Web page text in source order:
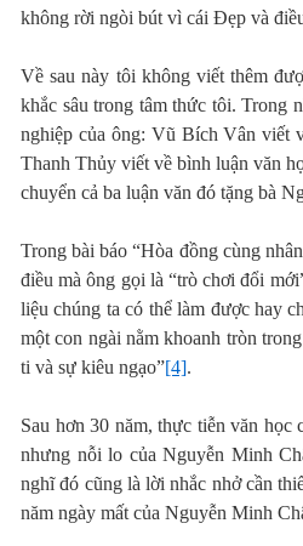
không rời ngòi bút vì cái Đẹp và
Về sau này tôi không viết thêm
khắc sâu trong tâm thức tôi. Trong
nghiệp của ông: Vũ Bích Vân viết
Thanh Thủy viết về bình luận văn
chuyển cả ba luận văn đó tặng bà
Trong bài báo “Hòa đồng cùng
điều mà ông gọi là “trò chơi đổi
liệu chúng ta có thể làm được hay
một con ngài nằm khoanh tròn
ti và sự kiêu ngạo”[4].
Sau hơn 30 năm, thực tiễn văn
nhưng nỗi lo của Nguyễn Minh
nghĩ đó cũng là lời nhắc nhở cần
năm ngày mất của Nguyễn Minh